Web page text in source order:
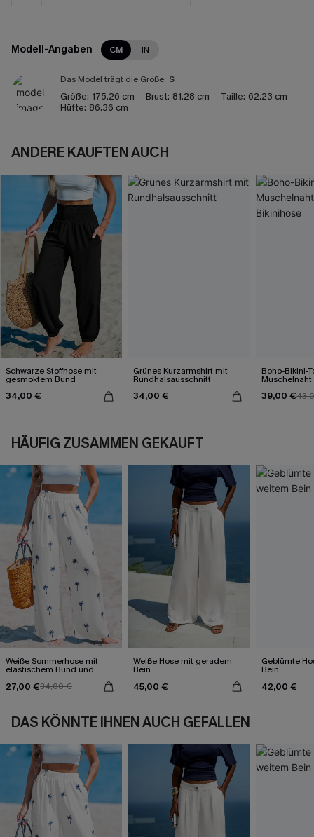
Modell-Angaben CM IN
Das Model trägt die Größe: S
Größe: 175.26 cm Brust: 81.28 cm Taille: 62.23 cm
Hüfte: 86.36 cm
ANDERE KAUFTEN AUCH
Schwarze Stoffhose mit
gesmoktem Bund
34,00 €
Grünes Kurzarmshirt mit
Rundhalsausschnitt
34,00 €
Boho-Bikini-
Muschelnaht
39,00 €
HÄUFIG ZUSAMMEN GEKAUFT
Weiße Sommerhose mit
elastischem Bund und
27,00 €34,00 €
Weiße Hose mit geradem
Bein
45,00 €
Geblümte
Bein
42,00 €
DAS KÖNNTE IHNEN AUCH GEFALLEN